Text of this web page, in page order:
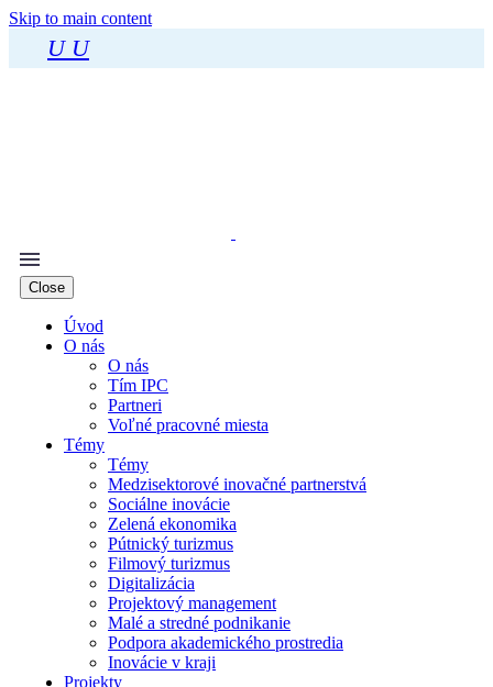
Skip to main content
U U
Close
Úvod
O nás
O nás
Tím IPC
Partneri
Voľné pracovné miesta
Témy
Témy
Medzisektorové inovačné partnerstvá
Sociálne inovácie
Zelená ekonomika
Pútnický turizmus
Filmový turizmus
Digitalizácia
Projektový management
Malé a stredné podnikanie
Podpora akademického prostredia
Inovácie v kraji
Projekty